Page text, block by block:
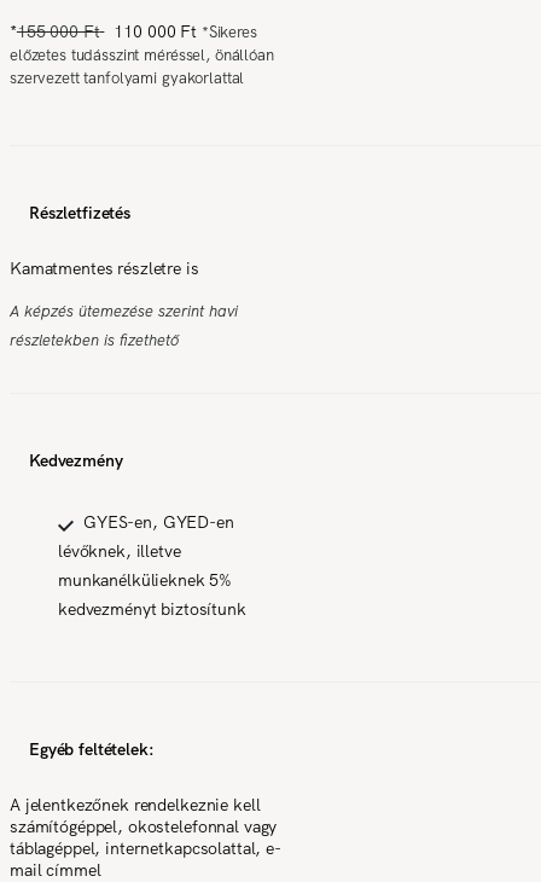
*155 000 Ft 110 000 Ft *Sikeres
előzetes tudásszint méréssel, önállóan
szervezett tanfolyami gyakorlattal
Részletfizetés
Kamatmentes részletre is
A képzés ütemezése szerint havi
részletekben is fizethető
Kedvezmény
GYES-en, GYED-en
lévőknek, illetve
munkanélkülieknek 5%
kedvezményt biztosítunk
Egyéb feltételek:
A jelentkezőnek rendelkeznie kell
számítógéppel, okostelefonnal vagy
táblagéppel, internetkapcsolattal, e-
mail címmel